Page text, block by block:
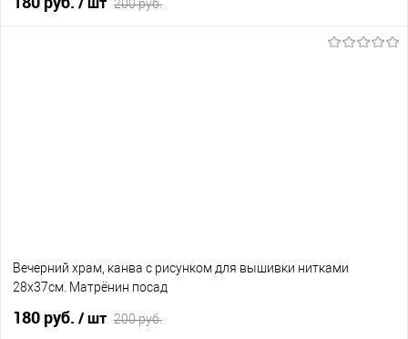
200 руб.
Вечерний храм, канва с рисунком для вышивки нитками
28х37см. Матрёнин посад
180 руб. / шт 200 руб.